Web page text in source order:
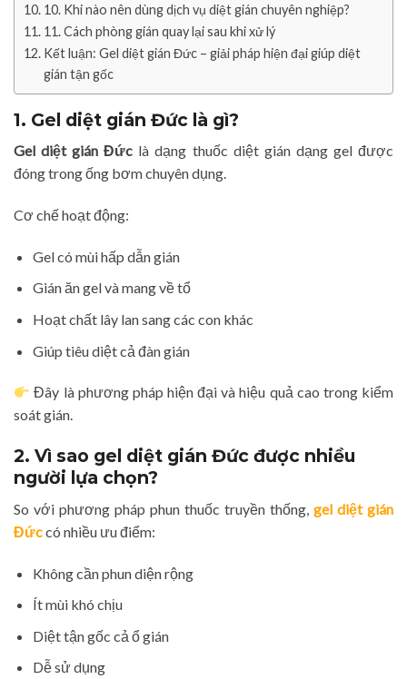
10. Khi nào nên dùng dịch vụ diệt gián chuyên nghiệp?
11. Cách phòng gián quay lại sau khi xử lý
Kết luận: Gel diệt gián Đức – giải pháp hiện đại giúp diệt
gián tận gốc
1. Gel diệt gián Đức là gì?
Gel diệt gián Đức là dạng thuốc diệt gián dạng gel được
đóng trong ống bơm chuyên dụng.
Cơ chế hoạt động:
Gel có mùi hấp dẫn gián
Gián ăn gel và mang về tổ
Hoạt chất lây lan sang các con khác
Giúp tiêu diệt cả đàn gián
Đây là phương pháp hiện đại và hiệu quả cao trong kiểm
soát gián.
2. Vì sao gel diệt gián Đức được nhiều
người lựa chọn?
So với phương pháp phun thuốc truyền thống, gel diệt gián
Đứccó nhiều ưu điểm:
Không cần phun diện rộng
Ít mùi khó chịu
Diệt tận gốc cả ổ gián
Dễ sử dụng